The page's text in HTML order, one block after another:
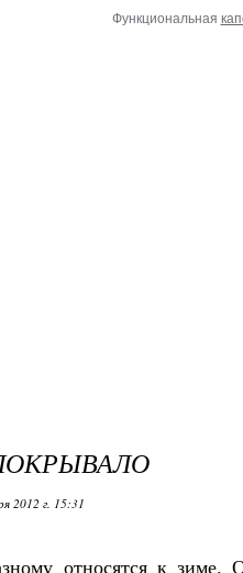
Функциональная
2012 г. 15:31
относятся к зиме.